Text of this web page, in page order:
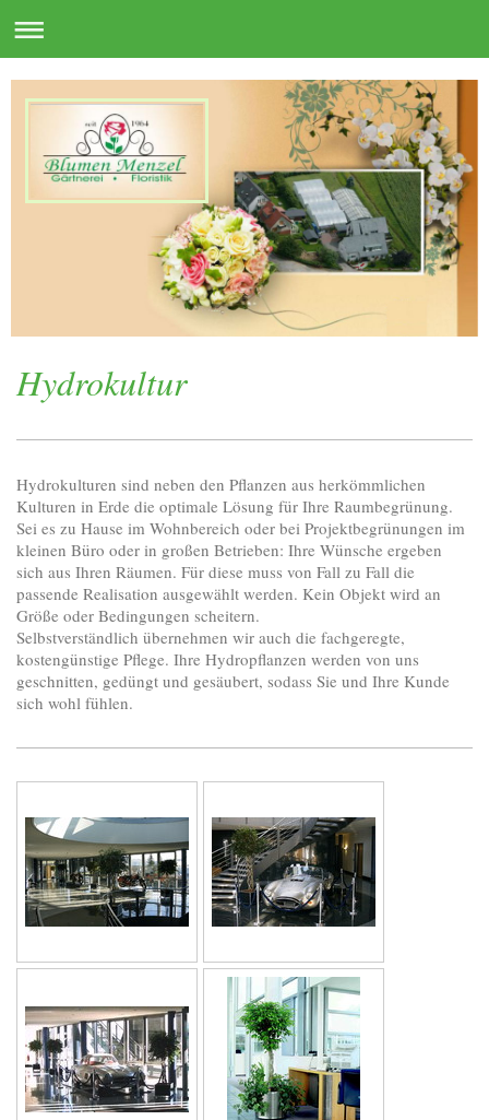
Hydrokultur
Hydrokulturen sind neben den Pflanzen aus herkömmlichen
Kulturen in Erde die optimale Lösung für Ihre Raumbegrünung.
Sei es zu Hause im Wohnbereich oder bei Projektbegrünungen im
kleinen Büro oder in großen Betrieben: Ihre Wünsche ergeben
sich aus Ihren Räumen. Für diese muss von Fall zu Fall die
passende Realisation ausgewählt werden. Kein Objekt wird an
Größe oder Bedingungen scheitern.
Selbstverständlich übernehmen wir auch die fachgeregte,
kostengünstige Pflege. Ihre Hydropflanzen werden von uns
geschnitten, gedüngt und gesäubert, sodass Sie und Ihre Kunde
sich wohl fühlen.